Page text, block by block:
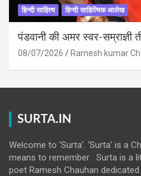
हिन्दी साहित्य हिन्दी साहित्यिक आलेख
पंडवानी की अमर स्वर-
08/07/2026 Ramesh kumar
SURTA.IN
Welcome to ‘Surta’. ‘Surta’ is a
means to remember . Surta is a
poet Ramesh Chauhan